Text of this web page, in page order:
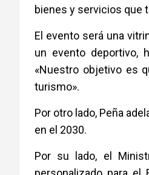
bienes y servicios que
El evento será una
un evento deportivo,
«Nuestro objetivo es
turismo».
Por otro lado, Peña
en el 2030.
Por su lado, el